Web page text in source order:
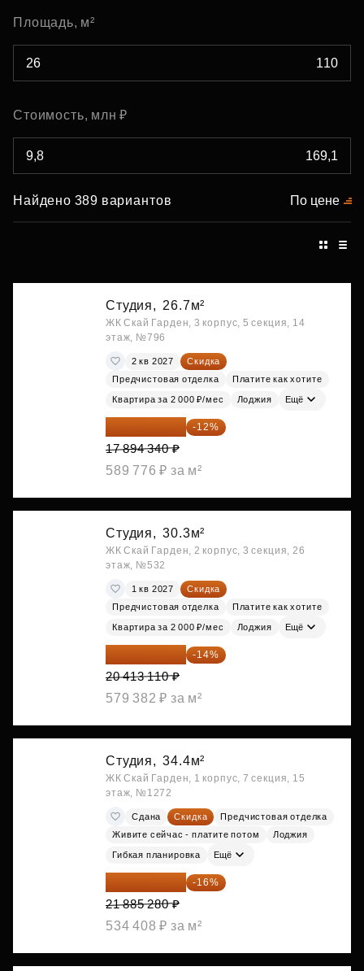
Площадь, м²
Стоимость, млн ₽
Найдено 389 вариантов По цене
Студия, 26.7м²
ЖК Скай Гарден, 3 корпус, 5 секция, 14
этаж, №796
2 кв 2027
Скидка
Предчистовая отделка
Платите как хотите
Квартира за 2 000 ₽/мес Лоджия Ещё
15 747 019 ₽ -12%
17 894 340 ₽
589 776 ₽ за м²
Студия, 30.3м²
ЖК Скай Гарден, 2 корпус, 3 секция, 26
этаж, №532
1 кв 2027
Скидка
Предчистовая отделка
Платите как хотите
Квартира за 2 000 ₽/мес Лоджия Ещё
17 555 275 ₽ -14%
20 413 110 ₽
579 382 ₽ за м²
Студия, 34.4м²
ЖК Скай Гарден, 1 корпус, 7 секция, 15
этаж, №1272
Сдана Скидка
Предчистовая отделка
Живите сейчас - платите потом
Лоджия
Гибкая планировка Ещё
18 383 635 ₽ -16%
21 885 280 ₽
534 408 ₽ за м²